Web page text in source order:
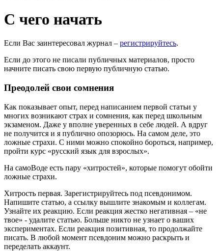
С чего начать
Если Вас заинтересовал журнал – регистрируйтесь.
Если до этого не писали публичных материалов, просто
начните писать свою первую публичную статью.
Преодолей свои сомнения
Как показывает опыт, перед написанием первой статьи у
многих возникают страх и сомнения, как перед школьным
экзаменом. Даже у вполне уверенных в себе людей. А вдруг
не получится и я публично опозорюсь. На самом деле, это
ложные страхи. С ними можно спокойно бороться, например,
пройти курс «русский язык для взрослых».
На самоВоде есть пару «хитростей», которые помогут обойти
ложные страхи.
Хитрость первая. Зарегистрируйтесь под псевдонимом.
Напишите статью, а ссылку вышлите знакомым и коллегам.
Узнайте их реакцию. Если реакция жестко негативная – «не
твое» - удалите статью. Больше никто не узнает о ваших
экспериментах. Если реакция позитивная, то продолжайте
писать. В любой момент псевдоним можно раскрыть и
переделать аккаунт.